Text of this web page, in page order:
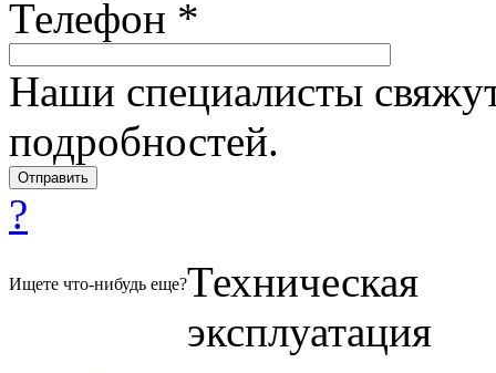
Телефон *
Наши специалисты
подробностей.
?
Ищете что-нибудь еще?Техническая
эксплуатация